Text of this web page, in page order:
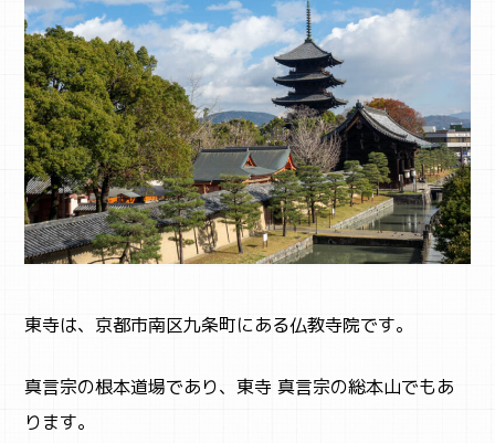
SNS
東寺は、京都市南区九条町にある仏教寺院です。
真言宗の根本道場であり、東寺 真言宗の総本山でもあ
ります。